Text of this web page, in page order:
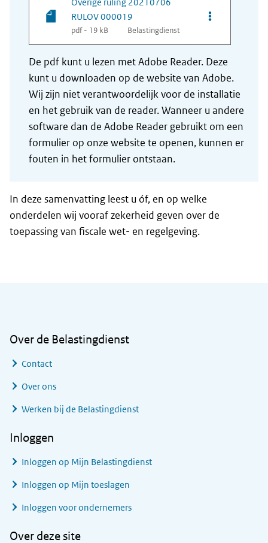
RULOV 000019
pdf - 19 kB Belastingdienst
Opties van
De pdf kunt u lezen met Adobe Reader. Deze
kunt u downloaden op de website van Adobe.
Wij zijn niet verantwoordelijk voor de installatie
en het gebruik van de reader. Wanneer u andere
software dan de Adobe Reader gebruikt om een
formulier op onze website te openen, kunnen er
fouten in het formulier ontstaan.
In deze samenvatting leest u óf, en op welke
onderdelen wij vooraf zekerheid geven over de
toepassing van fiscale wet- en regelgeving.
Over de Belastingdienst
Contact
Over ons
Werken bij de Belastingdienst
Inloggen
Inloggen op Mijn Belastingdienst
Inloggen op Mijn toeslagen
Inloggen voor ondernemers
Over deze site